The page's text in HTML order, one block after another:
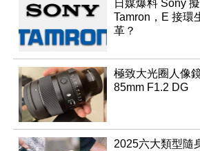
日媒爆料 Sony
Tamron，E 接環
革？
極致大光圈人像
85mm F1.2 DG
2025六大類型隨